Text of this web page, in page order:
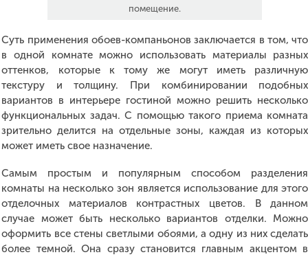
помещение.
Суть применения обоев-компаньонов заключается в том, что
в одной комнате можно использовать материалы разных
оттенков, которые к тому же могут иметь различную
текстуру и толщину. При комбинировании подобных
вариантов в интерьере гостиной можно решить несколько
функциональных задач. С помощью такого приема комната
зрительно делится на отдельные зоны, каждая из которых
может иметь свое назначение.
Самым простым и популярным способом разделения
комнаты на несколько зон является использование для этого
отделочных материалов контрастных цветов. В данном
случае может быть несколько вариантов отделки. Можно
оформить все стены светлыми обоями, а одну из них сделать
более темной. Она сразу становится главным акцентом в